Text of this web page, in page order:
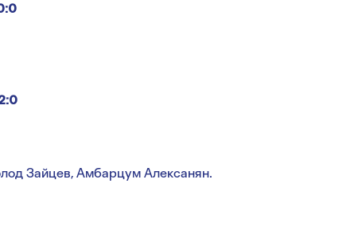
Зайцев, Амбарцум Алексанян.